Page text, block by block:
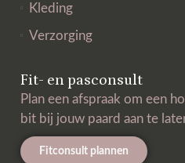
Kleding
Verzorging
Fit- en pasconsult
Plan een afspraak om een
bit bij jouw paard aan te
Fitconsult plannen